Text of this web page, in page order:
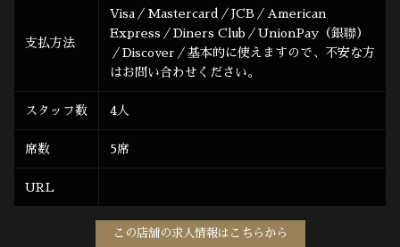
支払方法
Visa／Mastercard／JCB／American
Express／Diners Club／UnionPay（銀聯）
／Discover／基本的に使えますので、不安な方
はお問い合わせください。
スタッフ数 4人
席数 5席
URL
この店舗の求人情報はこちらから